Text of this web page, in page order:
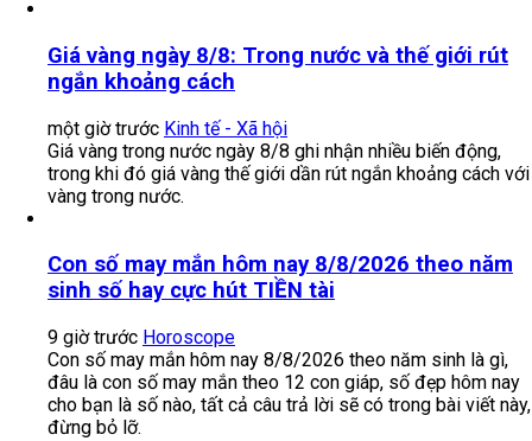
Giá vàng ngày 8/8: Trong nước và thế giới rút
ngắn khoảng cách
một giờ trước Kinh tế - Xã hội
Giá vàng trong nước ngày 8/8 ghi nhận nhiều biến động,
trong khi đó giá vàng thế giới dần rút ngắn khoảng cách với
vàng trong nước.
Con số may mắn hôm nay 8/8/2026 theo năm
sinh số hay cực hút TIỀN tài
9 giờ trước Horoscope
Con số may mắn hôm nay 8/8/2026 theo năm sinh là gì,
đâu là con số may mắn theo 12 con giáp, số đẹp hôm nay
cho bạn là số nào, tất cả câu trả lời sẽ có trong bài viết này,
đừng bỏ lỡ.